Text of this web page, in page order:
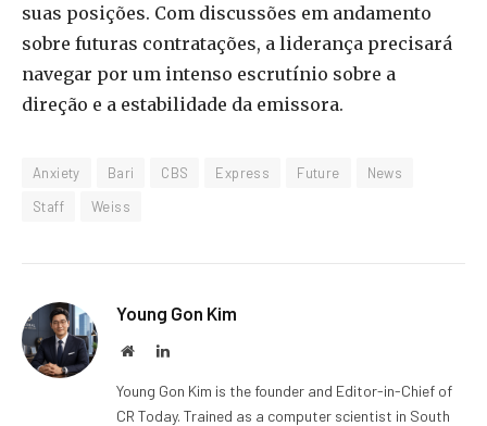
suas posições. Com discussões em andamento
sobre futuras contratações, a liderança precisará
navegar por um intenso escrutínio sobre a
direção e a estabilidade da emissora.
Anxiety Bari CBS Express Future
News
Staff
Weiss
Young Gon Kim
WebsiteLinkedIn
Young Gon Kim is the founder and Editor-in-Chief of
CR Today. Trained as a computer scientist in South